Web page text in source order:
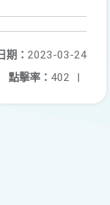
期： 2023-03-24
點擊率： 402 |